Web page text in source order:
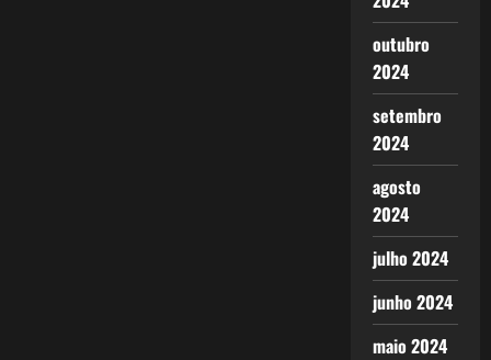
outubro
2024
setembro
2024
agosto
2024
julho 2024
junho 2024
maio 2024